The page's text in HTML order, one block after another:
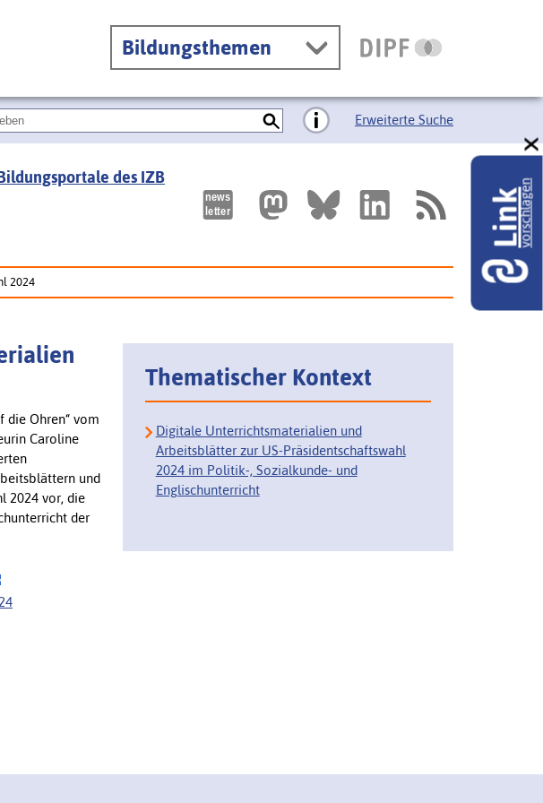
Bildungsthemen
Erweiterte Suche
des IZB
2024
die Ohren“ vom
Caroline
und
2024 vor, die
der
Thematischer Kontext
Digitale Unterrichtsmaterialien und
Arbeitsblätter zur US-Präsidentschaftswahl
2024 im Politik-, Sozialkunde- und
Englischunterricht
Linkvorschlagen